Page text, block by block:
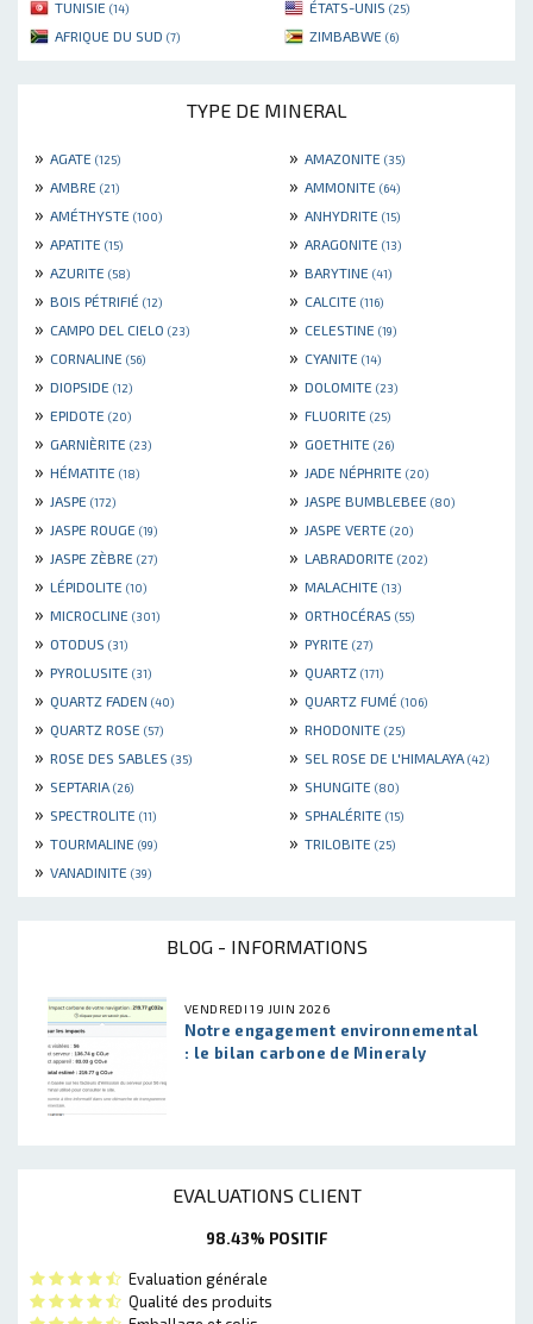
TUNISIE (14) ÉTATS-UNIS (25)
AFRIQUE DU SUD (7) ZIMBABWE (6)
TYPE DE MINERAL
» AGATE (125) » AMAZONITE (35)
» AMBRE (21) » AMMONITE (64)
» AMÉTHYSTE (100) » ANHYDRITE (15)
» APATITE (15) » ARAGONITE (13)
» AZURITE (58) » BARYTINE (41)
» BOIS PÉTRIFIÉ (12) » CALCITE (116)
» CAMPO DEL CIELO (23) » CELESTINE (19)
» CORNALINE (56) » CYANITE (14)
» DIOPSIDE (12) » DOLOMITE (23)
» EPIDOTE (20) » FLUORITE (25)
» GARNIÈRITE (23) » GOETHITE (26)
» HÉMATITE (18) » JADE NÉPHRITE (20)
» JASPE (172) » JASPE BUMBLEBEE (80)
» JASPE ROUGE (19) » JASPE VERTE (20)
» JASPE ZÈBRE (27) » LABRADORITE (202)
» LÉPIDOLITE (10) » MALACHITE (13)
» MICROCLINE (301) » ORTHOCÉRAS (55)
» OTODUS (31) » PYRITE (27)
» PYROLUSITE (31) » QUARTZ (171)
» QUARTZ FADEN (40) » QUARTZ FUMÉ (106)
» QUARTZ ROSE (57) » RHODONITE (25)
» ROSE DES SABLES (35) » SEL ROSE DE L'HIMALAYA (42)
» SEPTARIA (26) » SHUNGITE (80)
» SPECTROLITE (11) » SPHALÉRITE (15)
» TOURMALINE (99) » TRILOBITE (25)
» VANADINITE (39)
BLOG - INFORMATIONS
VENDREDI 19 JUIN 2026
Notre engagement environnemental
: le bilan carbone de Mineraly
EVALUATIONS CLIENT
98.43% POSITIF
Evaluation générale
Qualité des produits